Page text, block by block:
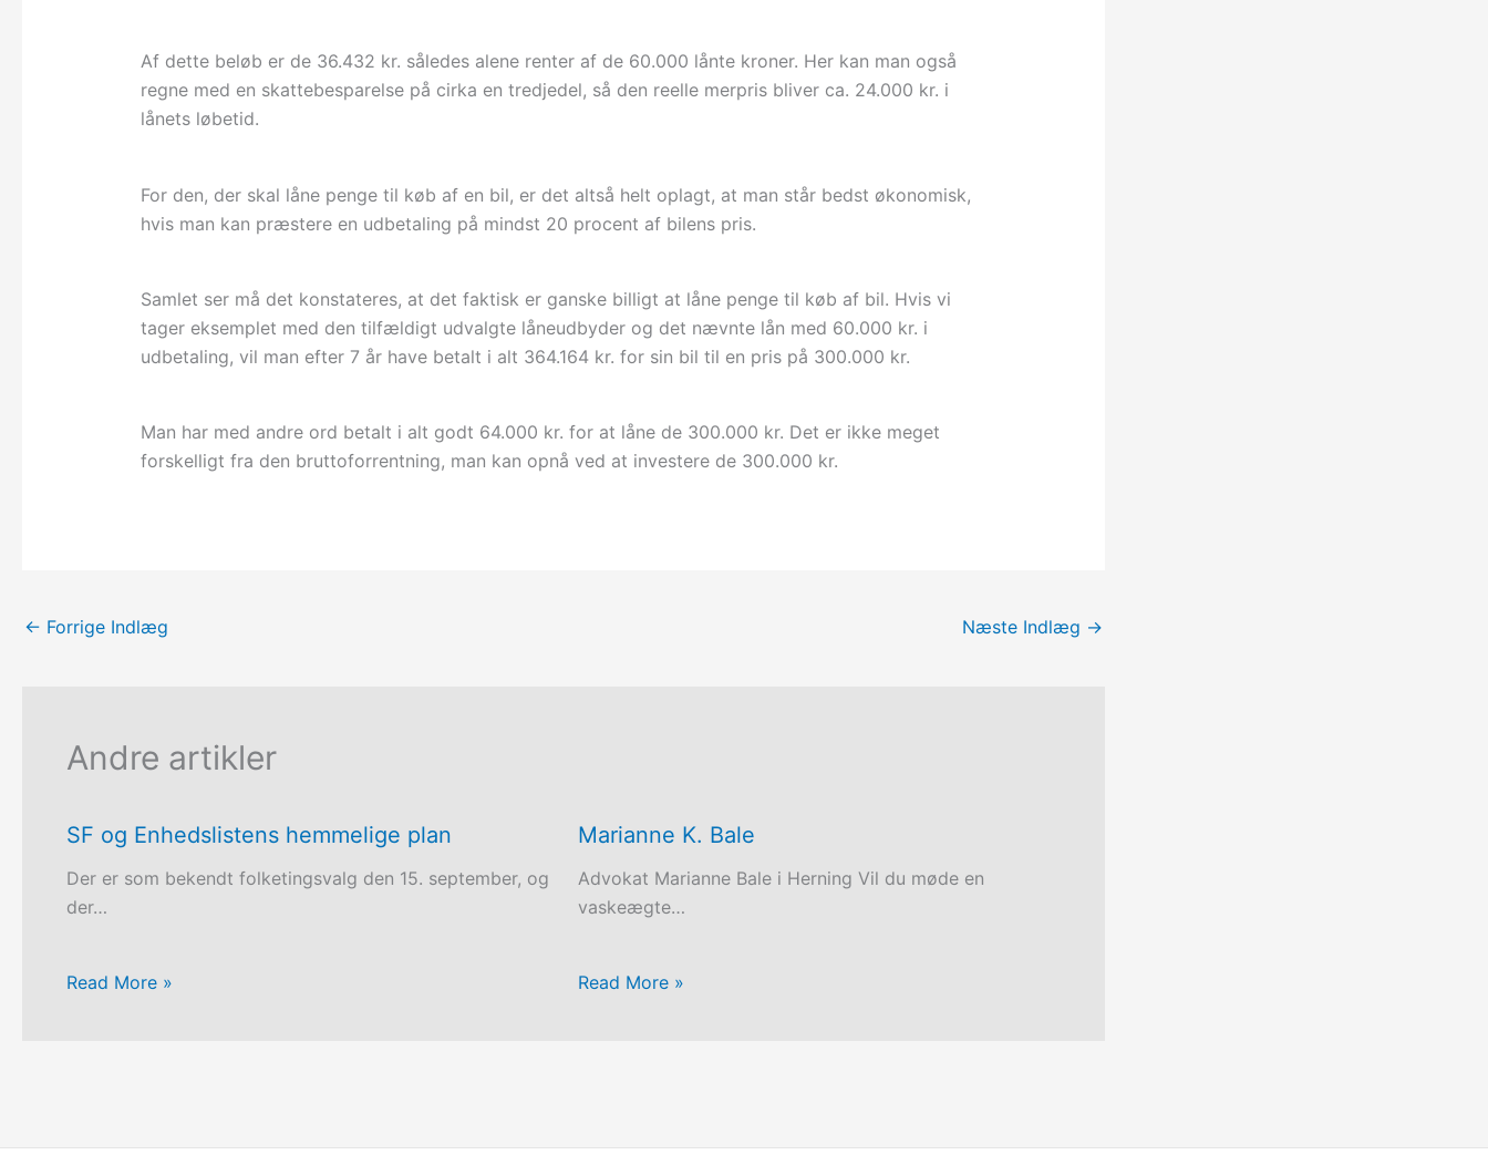
Af dette beløb er de 36.432 kr. således alene renter af de 60.000 lånte kroner. Her kan man også
regne med en skattebesparelse på cirka en tredjedel, så den reelle merpris bliver ca. 24.000 kr. i
lånets løbetid.
For den, der skal låne penge til køb af en bil, er det altså helt oplagt, at man står bedst økonomisk,
hvis man kan præstere en udbetaling på mindst 20 procent af bilens pris.
Samlet ser må det konstateres, at det faktisk er ganske billigt at låne penge til køb af bil. Hvis vi
tager eksemplet med den tilfældigt udvalgte låneudbyder og det nævnte lån med 60.000 kr. i
udbetaling, vil man efter 7 år have betalt i alt 364.164 kr. for sin bil til en pris på 300.000 kr.
Man har med andre ord betalt i alt godt 64.000 kr. for at låne de 300.000 kr. Det er ikke meget
forskelligt fra den bruttoforrentning, man kan opnå ved at investere de 300.000 kr.
← Forrige Indlæg Næste Indlæg →
Andre artikler
SF og Enhedslistens hemmelige plan
Der er som bekendt folketingsvalg den 15. september, og
der…
Read More »
Marianne K. Bale
Advokat Marianne Bale i Herning Vil du møde en
vaskeægte…
Read More »